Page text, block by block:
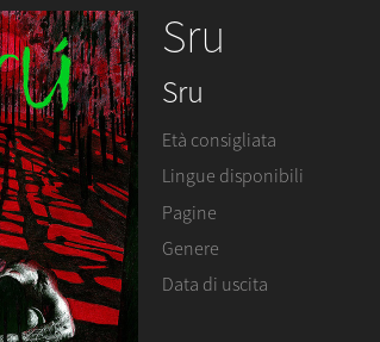
Sru
Sru
Età consigliata
Lingue disponibili
Pagine
Genere
Data di uscita